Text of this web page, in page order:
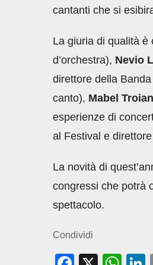
cantanti che si
La giuria di qualità è
d’orchestra), Nevio
direttore della
canto), Mabel Troian
esperienze di
al Festival e
La novità di
congressi che potrà
spettacolo.
Condividi